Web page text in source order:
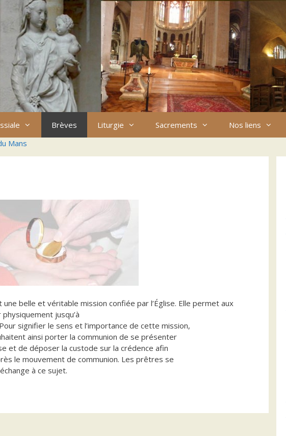
Brèves Liturgie Sacrements
Nos liens
Mans
belle et véritable mission confiée par l’Église. Elle permet aux
jusqu’à
signifier le sens et l’importance de cette mission,
ainsi porter la communion de se présenter
et de déposer la custode sur la crédence afin
le mouvement de communion. Les prêtres se
à ce sujet.